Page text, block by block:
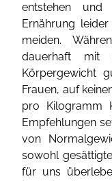
entstehen
Ernährung
meiden.
dauerhaft mit
Körpergewicht
Frauen, auf
pro Kilogramm
Empfehlungen
von
sowohl
für uns